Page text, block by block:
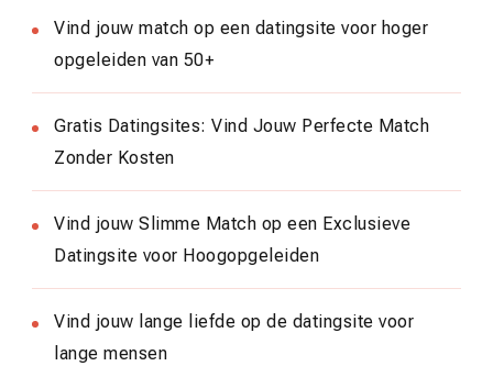
Vind jouw match op een datingsite voor hoger
opgeleiden van 50+
Gratis Datingsites: Vind Jouw Perfecte Match
Zonder Kosten
Vind jouw Slimme Match op een Exclusieve
Datingsite voor Hoogopgeleiden
Vind jouw lange liefde op de datingsite voor
lange mensen